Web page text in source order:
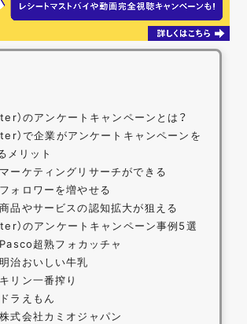
）のアンケートキャンペーンとは？
）で企業がアンケートキャンペーンを
メリット
マーケティングリサーチができる
フォロワーを増やせる
商品やサービスの認知拡大が狙える
）のアンケートキャンペーン事例5選
Pasco超熟フォカッチャ
明治おいしい牛乳
キリン一番搾り
ドラえもん
株式会社カミオジャパン